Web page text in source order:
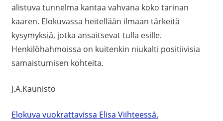
alistuva tunnelma kantaa vahvana koko tarinan
kaaren. Elokuvassa heitellään ilmaan tärkeitä
kysymyksiä, jotka ansaitsevat tulla esille.
Henkilöhahmoissa on kuitenkin niukalti positiivisia
samaistumisen kohteita.
J.A.Kaunisto
Elokuva vuokrattavissa Elisa Viihteessä.